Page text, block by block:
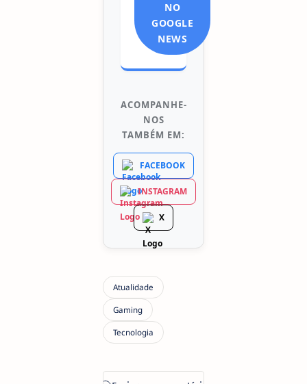
NO
GOOGLE
NEWS
ACOMPANHE-
NOS
TAMBÉM EM:
FACEBOOK
INSTAGRAM
X